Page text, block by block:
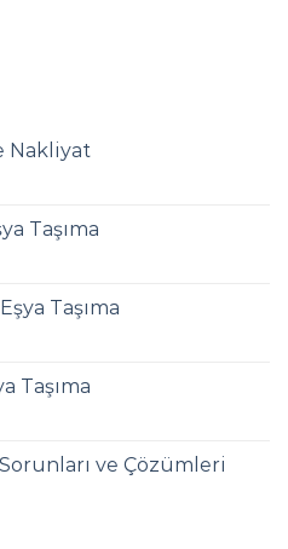
Nakliyat
Taşıma
Taşıma
Taşıma
ve Çözümleri